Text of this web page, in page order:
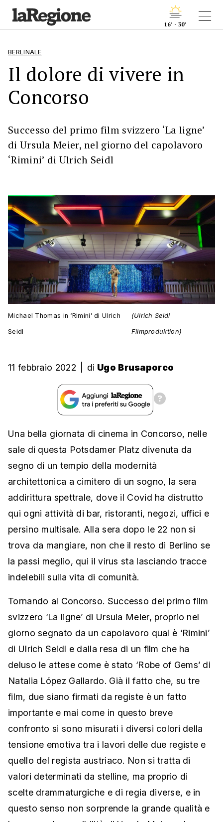
16° - 30°
BERLINALE
Il dolore di vivere in
Concorso
Successo del primo film svizzero ‘La ligne’
di Ursula Meier, nel giorno del capolavoro
‘Rimini’ di Ulrich Seidl
Michael Thomas in ‘Rimini’ di Ulrich
Seidl
(Ulrich Seidl
Filmproduktion)
11 febbraio 2022 di Ugo Brusaporco
Una bella giornata di cinema in Concorso, nelle
sale di questa Potsdamer Platz divenuta da
segno di un tempio della modernità
architettonica a cimitero di un sogno, la sera
addirittura spettrale, dove il Covid ha distrutto
qui ogni attività di bar, ristoranti, negozi, uffici e
persino multisale. Alla sera dopo le 22 non si
trova da mangiare, non che il resto di Berlino se
la passi meglio, qui il virus sta lasciando tracce
indelebili sulla vita di comunità.
Tornando al Concorso. Successo del primo film
svizzero ‘La ligne’ di Ursula Meier, proprio nel
giorno segnato da un capolavoro qual è ‘Rimini’
di Ulrich Seidl e dalla resa di un film che ha
deluso le attese come è stato ‘Robe of Gems’ di
Natalia López Gallardo. Già il fatto che, su tre
film, due siano firmati da registe è un fatto
importante e mai come in questo breve
confronto si sono misurati i diversi colori della
tensione emotiva tra i lavori delle due registe e
quello del regista austriaco. Non si tratta di
valori determinati da stelline, ma proprio di
scelte drammaturgiche e di regia diverse, e in
questo senso non sorprende la grande qualità e